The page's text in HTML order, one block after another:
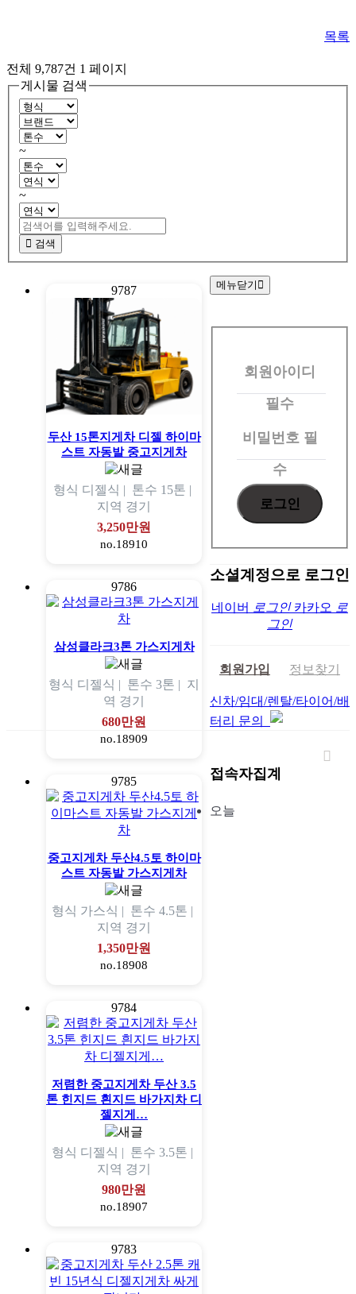
목록
전체 9,787건 1 페이지
게시물 검색
~
~
검색
9787
두산 15톤지게차 디젤 하이마
스트 자동발 중고지게차
형식 디젤식 | 톤수 15톤 |
지역 경기
3,250만원
no.18910
9786
삼성클라크3톤 가스지게차
형식 디젤식 | 톤수 3톤 | 지
역 경기
680만원
no.18909
9785
중고지게차 두산4.5토 하이마
스트 자동발 가스지게차
형식 가스식 | 톤수 4.5톤 |
지역 경기
1,350만원
no.18908
9784
저렴한 중고지게차 두산 3.5
톤 힌지드 흰지드 바가지차 디
젤지게…
형식 디젤식 | 톤수 3.5톤 |
지역 경기
980만원
no.18907
9783
메뉴닫기
회
회원아이디
필수
비밀번호 필
수
소셜계정으로 로그인
네이버 로그인 카카오 로
그인
회원가입 정보찾기
신차/임대/렌탈/타이어/배
터리 문의
접속자집계
오늘